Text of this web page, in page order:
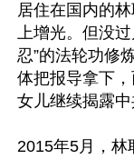
居住在国内的
上增光。但没
忍”的法轮功修
体把报导拿下
女儿继续揭露中
2015年5月，林